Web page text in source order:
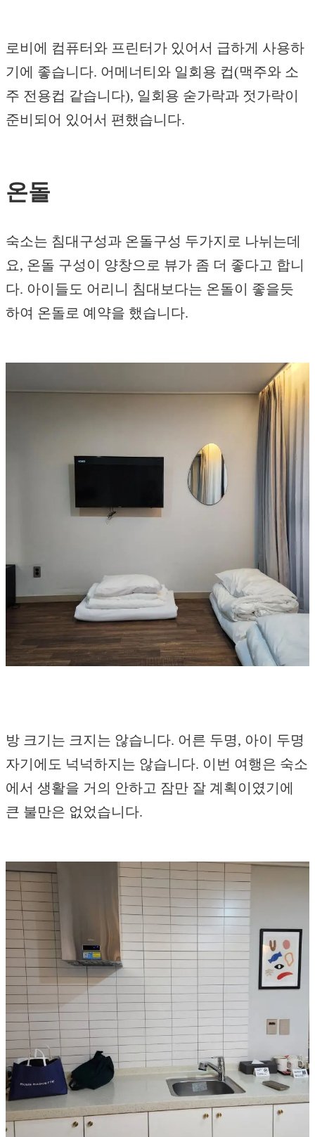
로비에 컴퓨터와 프린터가 있어서 급하게 사용하
기에 좋습니다. 어메너티와 일회용 컵(맥주와 소
주 전용컵 같습니다), 일회용 숟가락과 젓가락이
준비되어 있어서 편했습니다.
온돌
숙소는 침대구성과 온돌구성 두가지로 나뉘는데
요, 온돌 구성이 양창으로 뷰가 좀 더 좋다고 합니
다. 아이들도 어리니 침대보다는 온돌이 좋을듯
하여 온돌로 예약을 했습니다.
방 크기는 크지는 않습니다. 어른 두명, 아이 두명
자기에도 넉넉하지는 않습니다. 이번 여행은 숙소
에서 생활을 거의 안하고 잠만 잘 계획이였기에
큰 불만은 없었습니다.